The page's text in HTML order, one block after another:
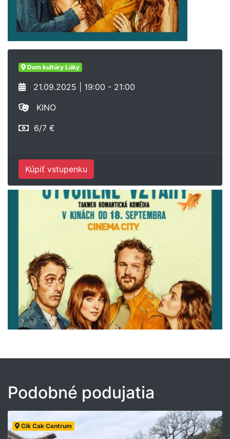
Dom kultúry Lúky
21.09.2025 | 19:00 - 21:00
KINO
6/7 €
Kúpiť vstupenku
Podobné podujatia
Cik Cak Centrum